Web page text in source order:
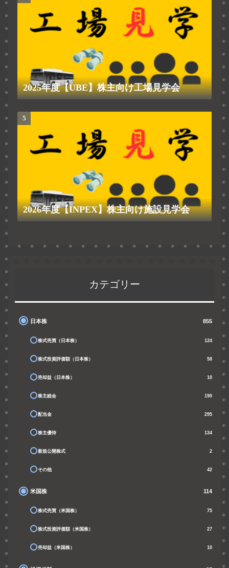
2025年度【UBE】株主向け工場見学会
2026年度【INPEX】株主向け施設見学会
カテゴリー
日本株 855
株式売買（日本株） 124
株式投資評価額（日本株） 58
売却益（日本株） 10
株主総会 190
配当金 295
株主優待 134
新規公開株式 2
その他 42
米国株 114
株式売買（米国株） 75
株式投資評価額（米国株） 27
売却益（米国株） 10